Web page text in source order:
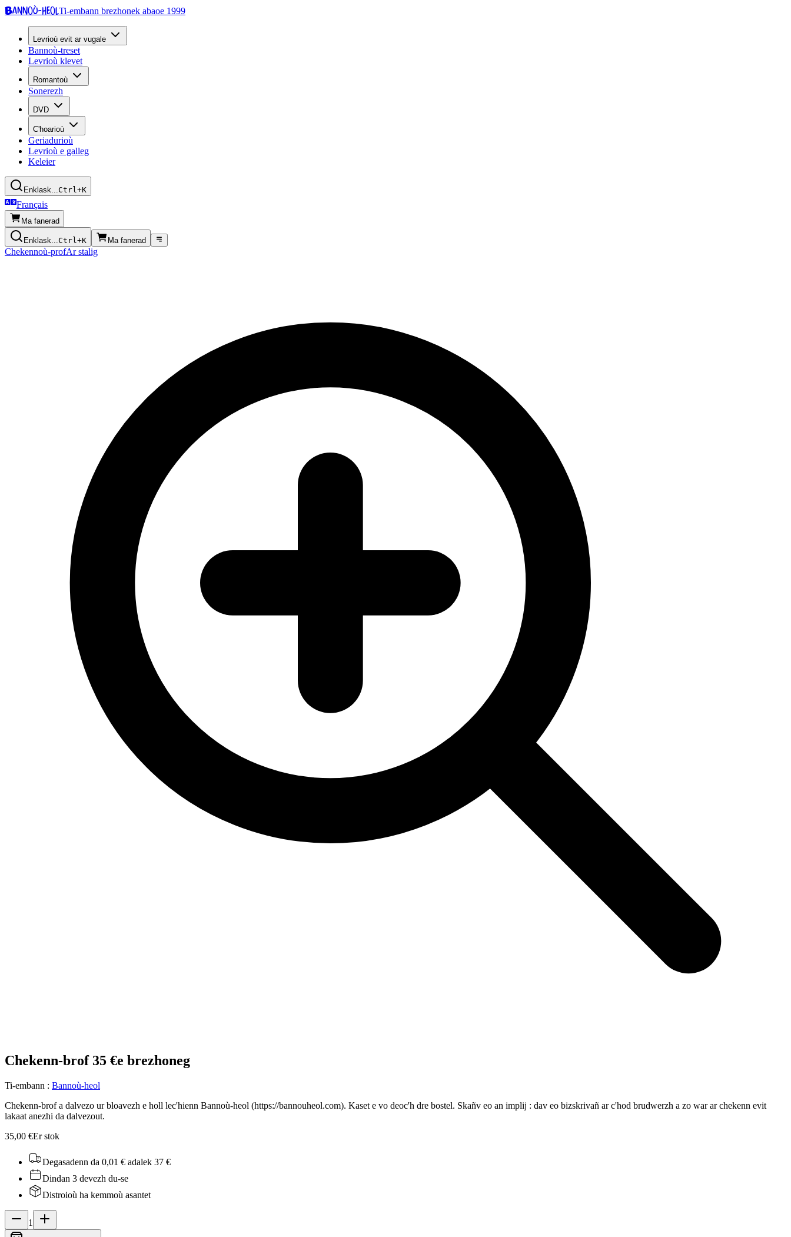
Bannoù-heolTi-embann brezhonek abaoe 1999
Levrioù evit ar vugale
Bannoù-treset
Levrioù klevet
Romantoù
Sonerezh
DVD
C'hoarioù
Geriadurioù
Levrioù e galleg
Keleier
Enklask...Ctrl+K
Français
Ma fanerad
Enklask...Ctrl+K Ma fanerad
Chekennoù-profAr stalig
Chekenn-brof 35 €e brezhoneg
Ti-embann : Bannoù-heol
Chekenn-brof a dalvezo ur bloavezh e holl lec'hienn Bannoù-heol (https://bannouheol.com). Kaset e vo deoc'h dre bostel. Skañv eo an implij : dav eo bizskrivañ ar c'hod brudwerzh a zo war ar chekenn evit
lakaat anezhi da dalvezout.
35,00 €Er stok
Degasadenn da 0,01 € adalek 37 €
Dindan 3 devezh du-se
Distroioù ha kemmoù asantet
1